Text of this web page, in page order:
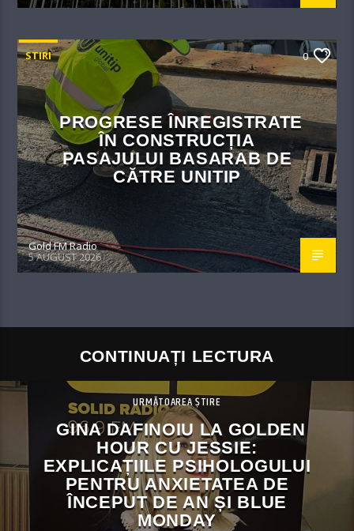
STIRI 0
PROGRESE ÎNREGISTRATE
ÎN CONSTRUCȚIA
PASAJULUI BASARAB DE
CĂTRE UNITIP
Gold FM Radio
5 AUGUST 2026
CONTINUAȚI LECTURA
URMĂTOAREA ȘTIRE
GINA DAFINOIU LA GOLDEN
HOUR CU JESSIE:
EXPLICAȚIILE PSIHOLOGULUI
PENTRU ANXIETATEA DE
ÎNCEPUT DE AN ȘI BLUE
MONDAY